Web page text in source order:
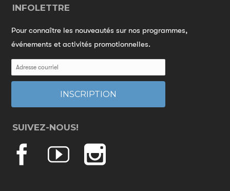
INFOLETTRE
Pour connaître les nouveautés sur nos programmes,
événements et activités promotionnelles.
SUIVEZ-NOUS!